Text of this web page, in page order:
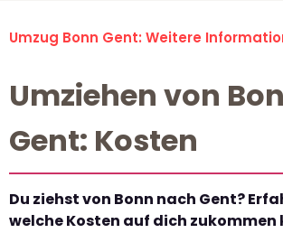
Umzug Bonn Gent: Weitere
Umziehen von
Gent: Kosten
Du ziehst von Bonn nach Gent?
welche Kosten auf dich zukommen